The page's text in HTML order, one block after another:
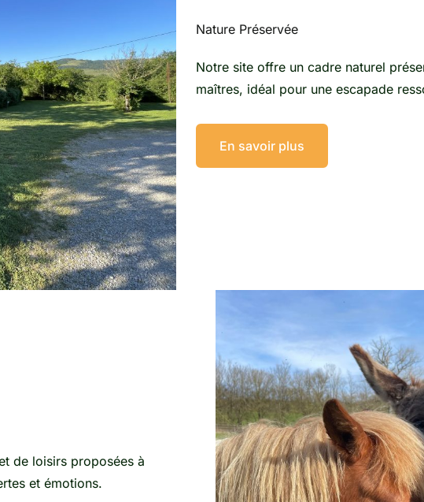
Nature Préservée
Notre site offre un cadre naturel
maîtres, idéal pour une escapade
En savoir plus
de loisirs proposées à
et émotions.